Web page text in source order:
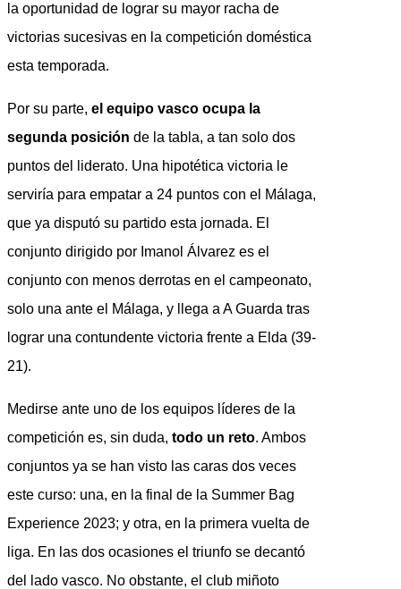
la oportunidad de lograr su mayor racha de
victorias sucesivas en la competición doméstica
esta temporada.
Por su parte, el equipo vasco ocupa la
segunda posición de la tabla, a tan solo dos
puntos del liderato. Una hipotética victoria le
serviría para empatar a 24 puntos con el Málaga,
que ya disputó su partido esta jornada. El
conjunto dirigido por Imanol Álvarez es el
conjunto con menos derrotas en el campeonato,
solo una ante el Málaga, y llega a A Guarda tras
lograr una contundente victoria frente a Elda (39-
21).
Medirse ante uno de los equipos líderes de la
competición es, sin duda, todo un reto. Ambos
conjuntos ya se han visto las caras dos veces
este curso: una, en la final de la Summer Bag
Experience 2023; y otra, en la primera vuelta de
liga. En las dos ocasiones el triunfo se decantó
del lado vasco. No obstante, el club miñoto